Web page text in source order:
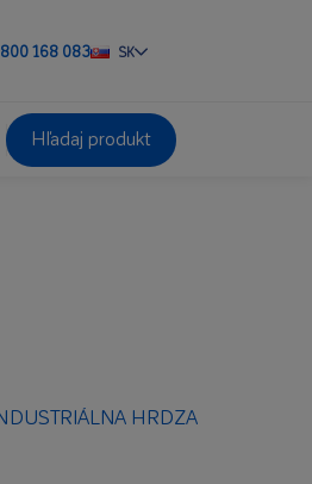
800 168 083 SK
Hľadaj produkt